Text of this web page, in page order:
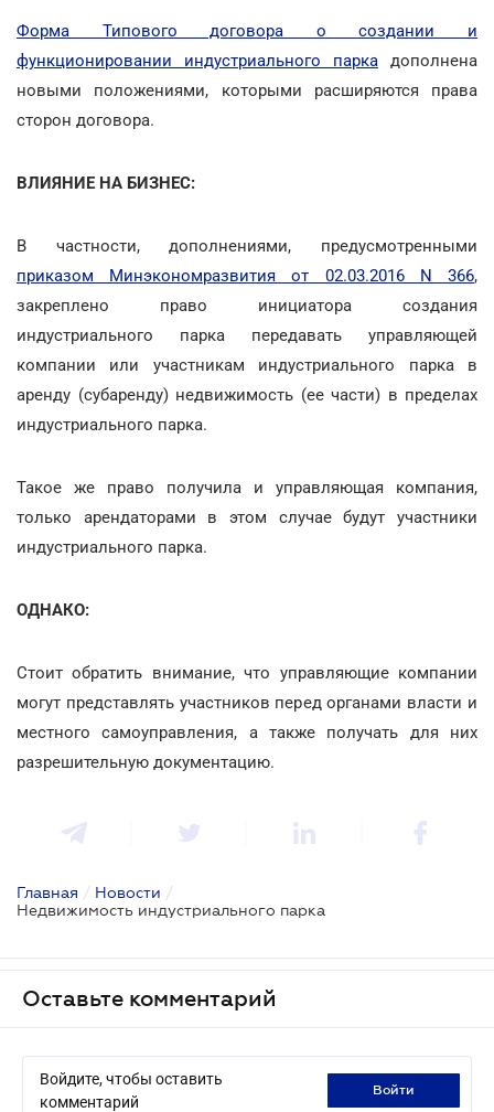
Форма Типового договора о создании и
функционировании индустриального парка дополнена
новыми положениями, которыми расширяются права
сторон договора.
ВЛИЯНИЕ НА БИЗНЕС:
В частности, дополнениями, предусмотренными
приказом Минэкономразвития от 02.03.2016 N 366,
закреплено право инициатора создания
индустриального парка передавать управляющей
компании или участникам индустриального парка в
аренду (субаренду) недвижимость (ее части) в пределах
индустриального парка.
Такое же право получила и управляющая компания,
только арендаторами в этом случае будут участники
индустриального парка.
ОДНАКО:
Стоит обратить внимание, что управляющие компании
могут представлять участников перед органами власти и
местного самоуправления, а также получать для них
разрешительную документацию.
Главная / Новости /
Недвижимость индустриального парка
Оставьте комментарий
Войдите, чтобы оставить
комментарий
войти